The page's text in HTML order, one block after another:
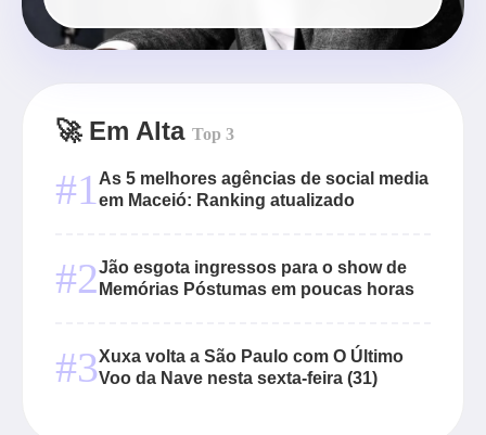
🚀 Em Alta Top 3
#1As 5 melhores agências de social media
em Maceió: Ranking atualizado
#2Jão esgota ingressos para o show de
Memórias Póstumas em poucas horas
#3Xuxa volta a São Paulo com O Último
Voo da Nave nesta sexta-feira (31)